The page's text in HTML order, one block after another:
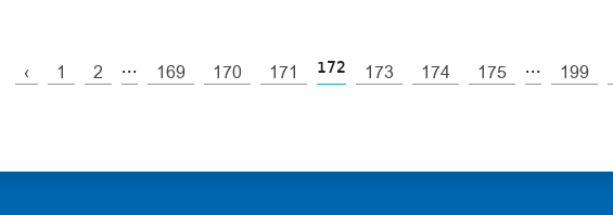
‹ 1 2 ... 169 170 171 172 173 174 175 ... 199